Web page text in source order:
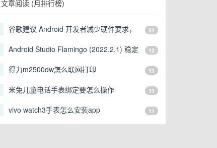
文章阅读 (月排行榜)
谷歌建议 Android 开发者减少硬件要求，
21
Android Studio Flamingo (2022.2.1) 稳定
12
得力m2500dw怎么联网打印 11
米兔儿童电话手表绑定要怎么操作 11
vivo watch3手表怎么安装app 11